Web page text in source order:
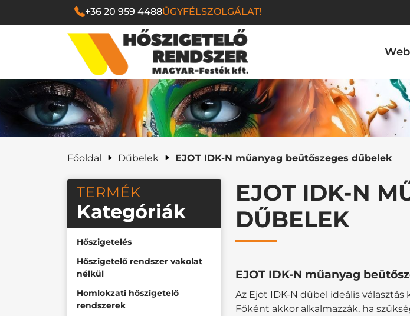
+36 20 959 4488ÜGYFÉLSZOLGÁLAT!
Magyar Festék Kft.
Főoldal Dűbelek EJOT IDK-N műanyag beütőszeges dűbelek
TERMÉK
Kategóriák
Hőszigetelés
Hőszigetelő rendszer vakolat
nélkül
Homlokzati hőszigetelő
rendszerek
EJOT IDK-N
DŰBELEK
EJOT IDK-N műanyag
Az Ejot IDK-N dűbel ideális
Főként akkor alkalmazzák, ha